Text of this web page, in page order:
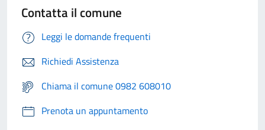
Contatta il comune
Leggi le domande frequenti
Richiedi Assistenza
Chiama il comune 0982 608010
Prenota un appuntamento